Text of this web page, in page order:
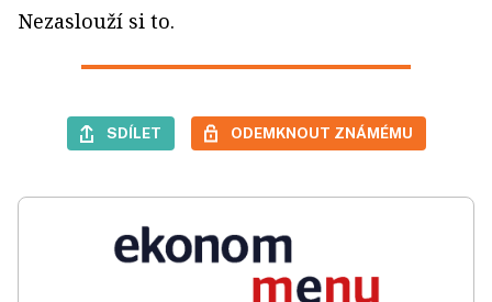
Nezaslouží si to.
SDÍLET ODEMKNOUT ZNÁMÉMU